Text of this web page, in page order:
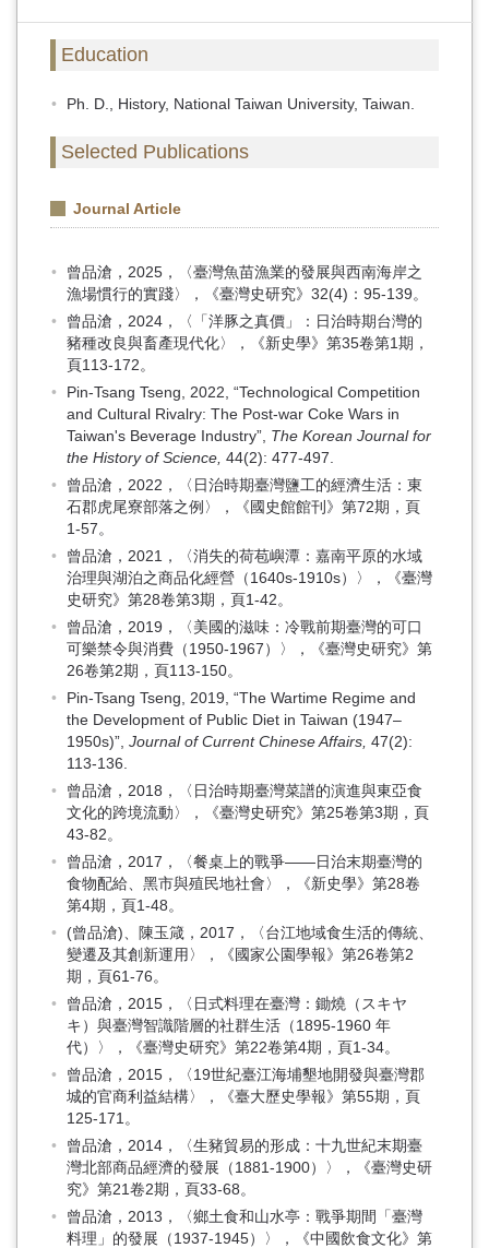
Education
Ph. D., History, National Taiwan University, Taiwan.
Selected Publications
Journal Article
曾品滄，2025，〈臺灣魚苗漁業的發展與西南海岸之
漁場慣行的實踐〉，《臺灣史研究》32(4)：95-139。
曾品滄，2024，〈「洋豚之真價」：日治時期台灣的
豬種改良與畜產現代化〉，《新史學》第35卷第1期，
頁113-172。
Pin-Tsang Tseng, 2022, “Technological Competition
and Cultural Rivalry: The Post-war Coke Wars in
Taiwan's Beverage Industry”, The Korean Journal for
the History of Science, 44(2): 477-497.
曾品滄，2022，〈日治時期臺灣鹽工的經濟生活：東
石郡虎尾寮部落之例〉，《國史館館刊》第72期，頁
1-57。
曾品滄，2021，〈消失的荷苞嶼潭：嘉南平原的水域
治理與湖泊之商品化經營（1640s-1910s）〉，《臺灣
史研究》第28卷第3期，頁1-42。
曾品滄，2019，〈美國的滋味：冷戰前期臺灣的可口
可樂禁令與消費（1950-1967）〉，《臺灣史研究》第
26卷第2期，頁113-150。
Pin-Tsang Tseng, 2019, “The Wartime Regime and
the Development of Public Diet in Taiwan (1947–
1950s)”, Journal of Current Chinese Affairs, 47(2):
113-136.
曾品滄，2018，〈日治時期臺灣菜譜的演進與東亞食
文化的跨境流動〉，《臺灣史研究》第25卷第3期，頁
43-82。
曾品滄，2017，〈餐桌上的戰爭——日治末期臺灣的
食物配給、黑市與殖民地社會〉，《新史學》第28卷
第4期，頁1-48。
(曾品滄)、陳玉箴，2017，〈台江地域食生活的傳統、
變遷及其創新運用〉，《國家公園學報》第26卷第2
期，頁61-76。
曾品滄，2015，〈日式料理在臺灣：鋤燒（スキヤ
キ）與臺灣智識階層的社群生活（1895-1960 年
代）〉，《臺灣史研究》第22卷第4期，頁1-34。
曾品滄，2015，〈19世紀臺江海埔墾地開發與臺灣郡
城的官商利益結構〉，《臺大歷史學報》第55期，頁
125-171。
曾品滄，2014，〈生豬貿易的形成：十九世紀末期臺
灣北部商品經濟的發展（1881-1900）〉，《臺灣史研
究》第21卷2期，頁33-68。
曾品滄，2013，〈鄉土食和山水亭：戰爭期間「臺灣
料理」的發展（1937-1945）〉，《中國飲食文化》第